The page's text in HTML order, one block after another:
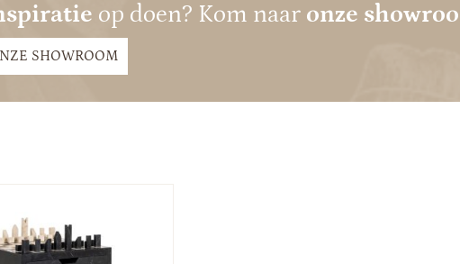
op doen? Kom naar onze
SHOWROOM